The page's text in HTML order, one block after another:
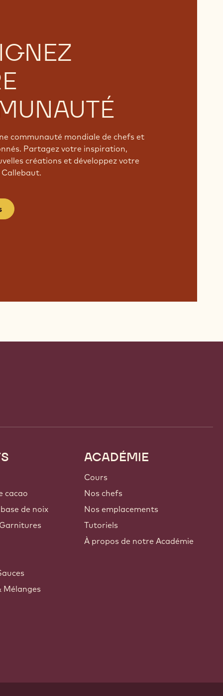
communauté mondiale de chefs et
Partagez votre inspiration,
créations et développez votre
cacao
de noix
Mélanges
ACADÉMIE
Cours
Nos chefs
Nos emplacements
Tutoriels
À propos de notre Académie